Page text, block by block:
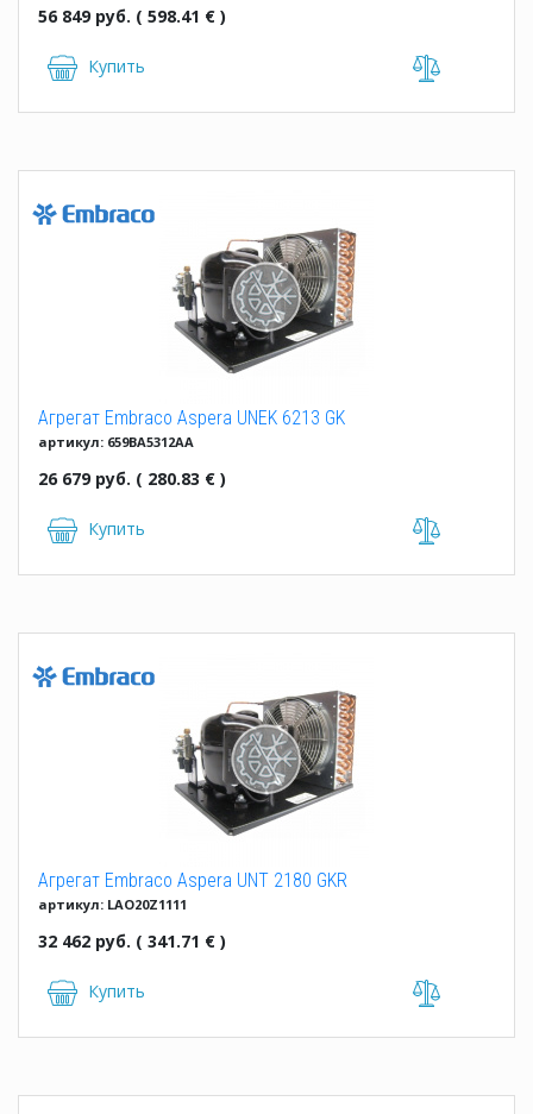
56 849 руб. ( 598.41 € )
Купить
Агрегат Embraco Aspera UNEK 6213 GK
артикул: 659BA5312AA
26 679 руб. ( 280.83 € )
Купить
Агрегат Embraco Aspera UNT 2180 GKR
артикул: LAO20Z1111
32 462 руб. ( 341.71 € )
Купить